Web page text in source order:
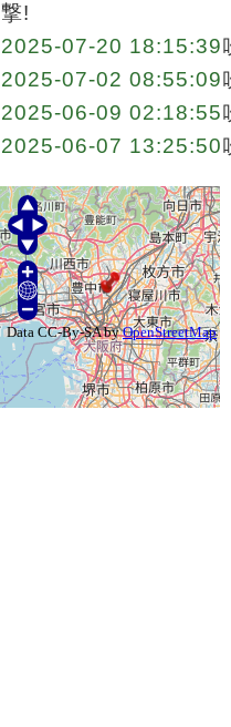
撃!
2025-07-20 18:15:39
2025-07-02 08:55:09
2025-06-09 02:18:55
2025-06-07 13:25:50